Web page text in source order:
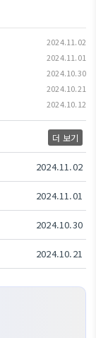
2024.11.02
2024.11.01
2024.10.30
2024.10.21
2024.10.12
더 보기
2024.11.02
2024.11.01
2024.10.30
2024.10.21